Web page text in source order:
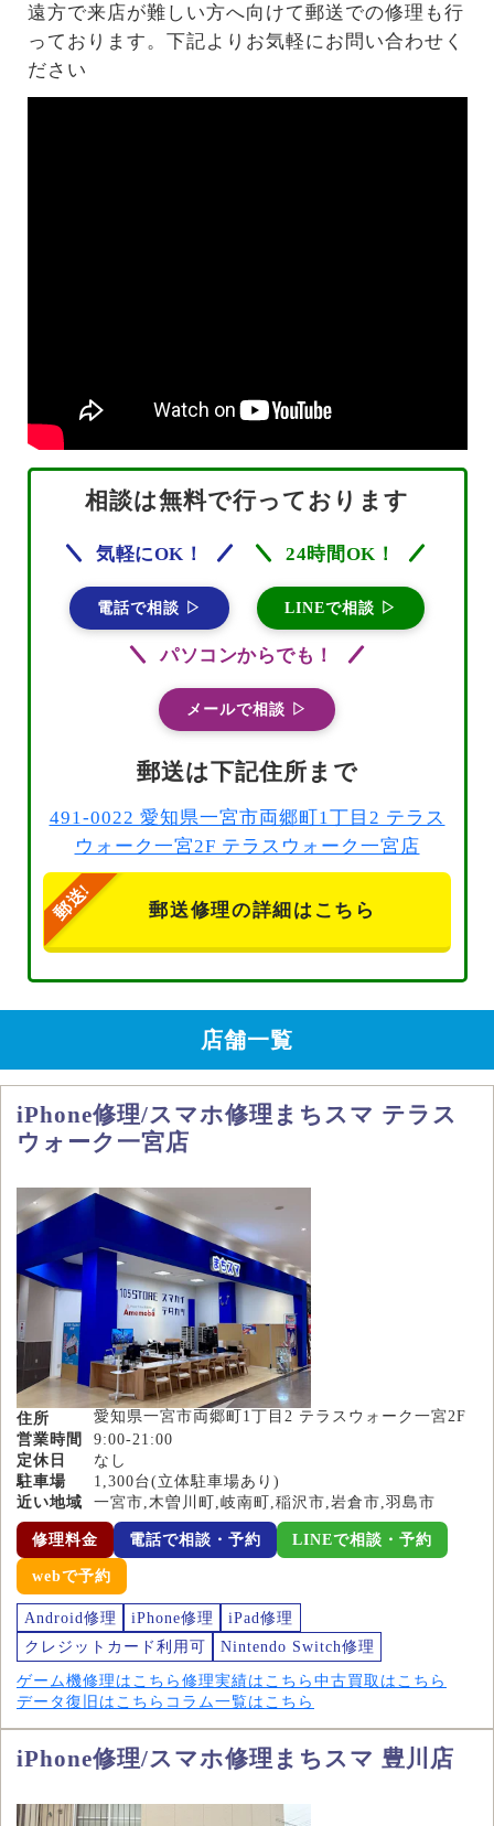
遠方で来店が難しい方へ向けて郵送での修理も行
っております。下記よりお気軽にお問い合わせく
ださい
相談は無料で行っております
気軽にOK！
電話で相談 ▷
24時間OK！
LINEで相談 ▷
パソコンからでも！
メールで相談 ▷
郵送は下記住所まで
491-0022 愛知県一宮市両郷町1丁目2 テラス
ウォーク一宮2F テラスウォーク一宮店
郵送修理の詳細はこちら
店舗一覧
iPhone修理/スマホ修理まちスマ テラス
ウォーク一宮店
住所
愛知県一宮市両郷町1丁目2 テラスウォーク一宮2F
営業時間
9:00-21:00
定休日
なし
駐車場
1,300台(立体駐車場あり)
近い地域
一宮市,木曽川町,岐南町,稲沢市,岩倉市,羽島市
修理料金 電話で相談・予約 LINEで相談・予約
webで予約
Android修理 iPhone修理
iPad修理
クレジットカード利用可
Nintendo Switch修理
ゲーム機修理はこちら 修理実績はこちら 中古買取はこちら
データ復旧はこちら コラム一覧はこちら
iPhone修理/スマホ修理まちスマ 豊川店